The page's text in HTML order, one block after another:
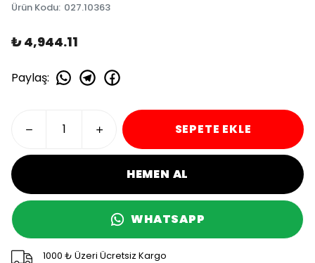
Ürün Kodu: 027.10363
₺ 4,944.11
Paylaş:
SEPETE EKLE
HEMEN AL
WHATSAPP
1000 ₺ Üzeri Ücretsiz Kargo